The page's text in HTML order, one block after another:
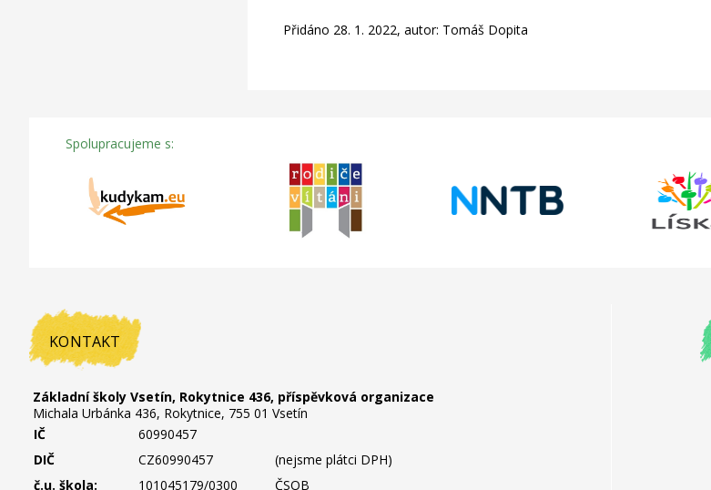
Přidáno 28. 1. 2022, autor: Tomáš Dopita
Spolupracujeme s:
KONTAKT
Základní školy Vsetín, Rokytnice 436, příspěvková organizace
Michala Urbánka 436, Rokytnice, 755 01 Vsetín
IČ
60990457
DIČ
CZ60990457
(nejsme plátci DPH)
č.u. škola:
101045179/0300 ČSOB